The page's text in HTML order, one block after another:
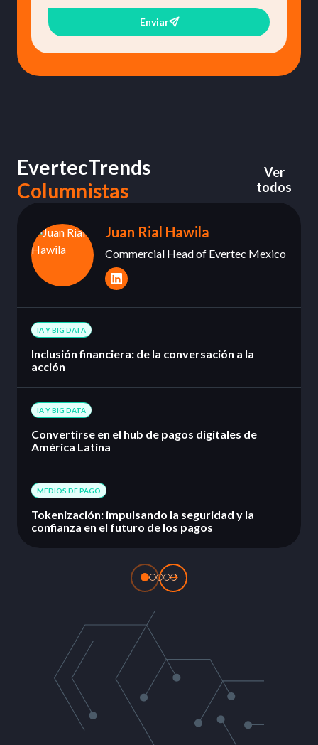
Enviar
EvertecTrends
Columnistas
Ver
todos
Juan Rial Hawila
Commercial Head of Evertec Mexico
IA Y BIG DATA
Inclusión financiera: de la conversación a la
acción
IA Y BIG DATA
Convertirse en el hub de pagos digitales de
América Latina
MEDIOS DE PAGO
Tokenización: impulsando la seguridad y la
confianza en el futuro de los pagos